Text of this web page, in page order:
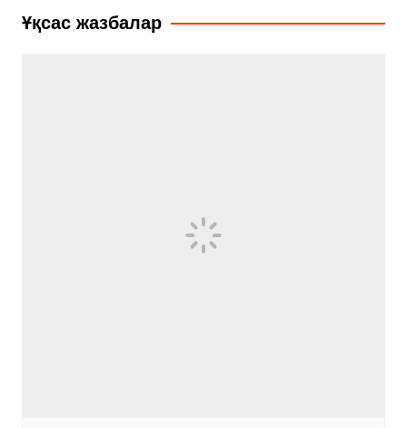
записям
Ұқсас жазбалар